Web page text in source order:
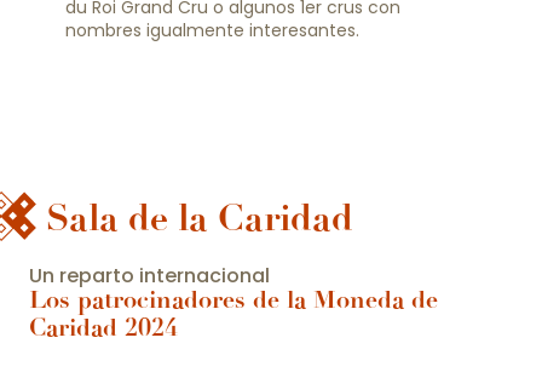
du Roi Grand Cru o algunos 1er crus con
nombres igualmente interesantes.
Sala de la Caridad
Un reparto internacional
Los patrocinadores de la Moneda de
Caridad 2024